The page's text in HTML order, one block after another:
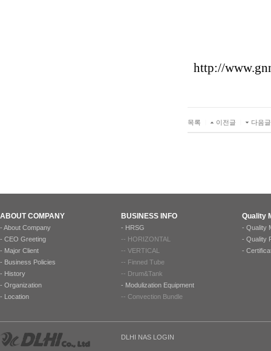
http://
목록 이전글 다음글
ABOUT COMPANY
- About Company
- CEO Greeting
- Major Client
- Business Policies
- History
- Organization
- Location
BUSINESS INFO
- HRSG
-- HORIZONTAL
-- VERTICAL
-- Finned Tube
-- Drum&Tank
- Modulization Equipment
-- Convection Bundle
Quality
- Quality
- Quality
-
DLHI NAS LOGIN